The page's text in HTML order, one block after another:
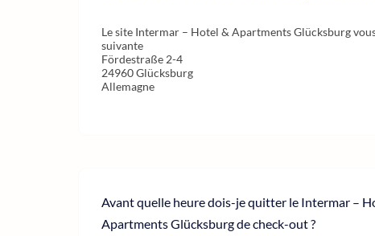
Le site Intermar – Hotel & Apartments Glücksburg
suivante
Fördestraße 2-4
24960 Glücksburg
Allemagne
Avant quelle heure dois-je quitter le Intermar –
Apartments Glücksburg de check-out ?